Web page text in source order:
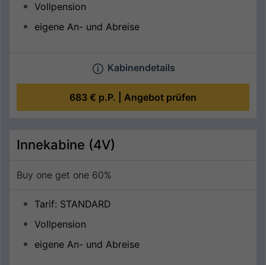
Vollpension
eigene An- und Abreise
Kabinendetails
683 € p.P. | Angebot prüfen
Innekabine (4V)
Buy one get one 60%
Tarif: STANDARD
Vollpension
eigene An- und Abreise